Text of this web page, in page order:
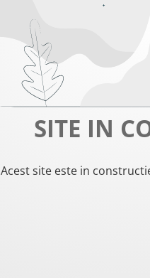
SITE IN
Acest site este in